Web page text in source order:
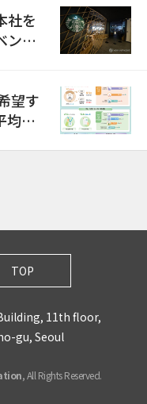
社を
ント
望す
均賃
TOP
11th floor,
gu, Seoul
, All Rights Reserved.